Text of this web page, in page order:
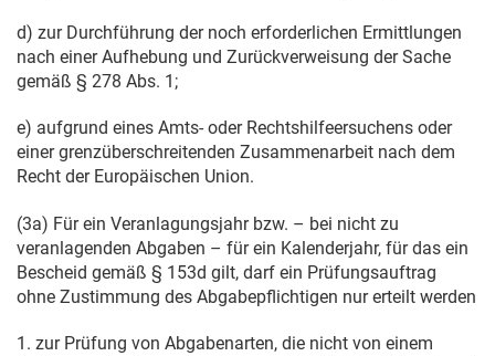
d) zur Durchführung der noch erforderlichen Ermittlungen
nach einer Aufhebung und Zurückverweisung der Sache
gemäß § 278 Abs. 1;
e) aufgrund eines Amts- oder Rechtshilfeersuchens oder
einer grenzüberschreitenden Zusammenarbeit nach dem
Recht der Europäischen Union.
(3a) Für ein Veranlagungsjahr bzw. – bei nicht zu
veranlagenden Abgaben – für ein Kalenderjahr, für das ein
Bescheid gemäß § 153d gilt, darf ein Prüfungsauftrag
ohne Zustimmung des Abgabepflichtigen nur erteilt werden
1. zur Prüfung von Abgabenarten, die nicht von einem